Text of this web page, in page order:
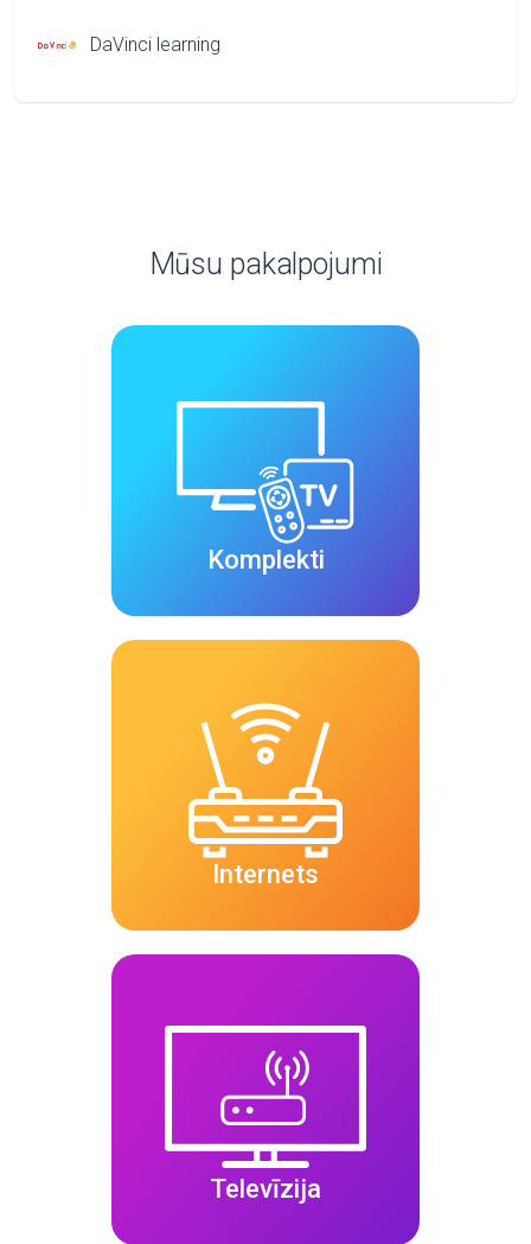
DaVinci learning
Mūsu pakalpojumi
Komplekti
Internets
Televīzija